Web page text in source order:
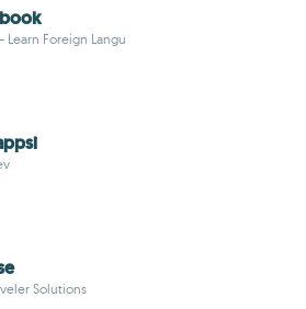
Learn Foreign Langu
Solutions